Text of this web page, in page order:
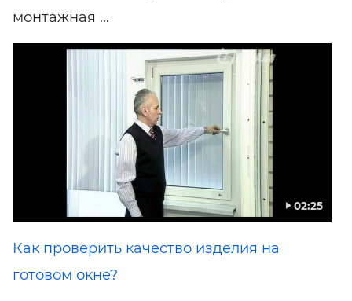
монтажная ...
02:25
Как проверить качество изделия на
готовом окне?